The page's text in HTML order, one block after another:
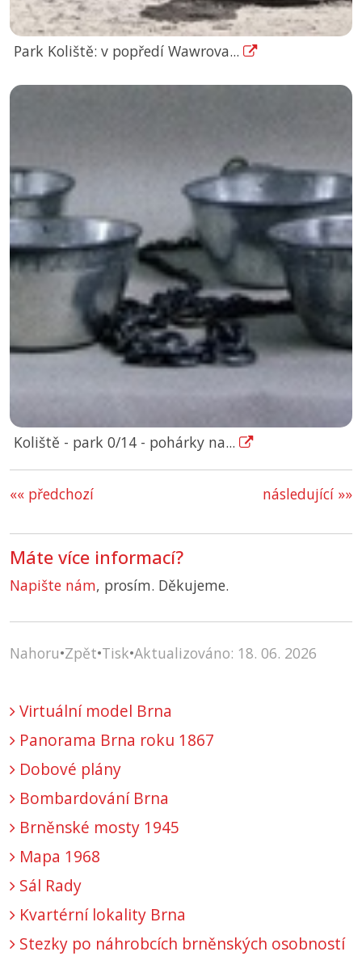
Park Koliště: v popředí Wawrova...
Koliště - park 0/14 - pohárky na...
«« předchozí následující »»
Máte více informací?
Napište nám, prosím. Děkujeme.
Nahoru•Zpět•Tisk•Aktualizováno: 18. 06. 2026
Virtuální model Brna
Panorama Brna roku 1867
Dobové plány
Bombardování Brna
Brněnské mosty 1945
Mapa 1968
Sál Rady
Kvartérní lokality Brna
Stezky po náhrobcích brněnských osobností